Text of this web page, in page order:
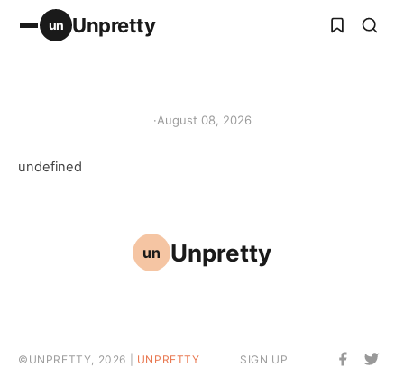
un Unpretty
·August 08, 2026
undefined
un Unpretty
©UNPRETTY, 2026 | UNPRETTY SIGN UP